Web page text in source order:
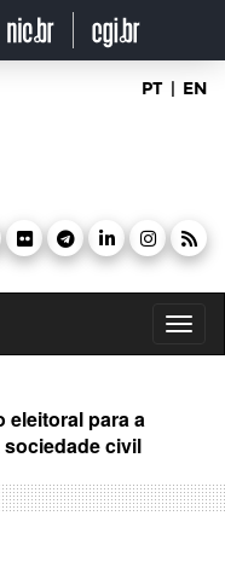
PT | EN
eleitoral para a
civil